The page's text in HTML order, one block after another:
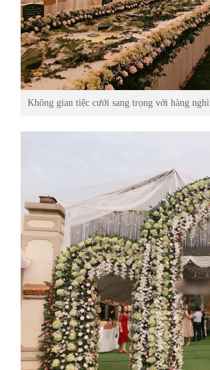
Không gian tiệc cưới sang trọng với hàng